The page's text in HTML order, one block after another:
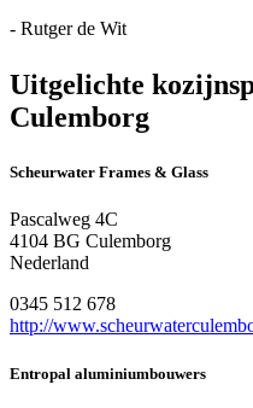
- Rutger de Wit
Uitgelichte
Culemborg
Scheurwater Frames & Glass
Pascalweg 4C
4104 BG Culemborg
Nederland
0345 512 678
http://
Entropal aluminiumbouwers